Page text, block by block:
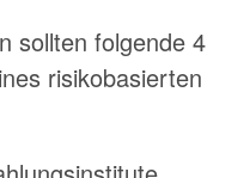
sollten folgende 4
risikobasierten